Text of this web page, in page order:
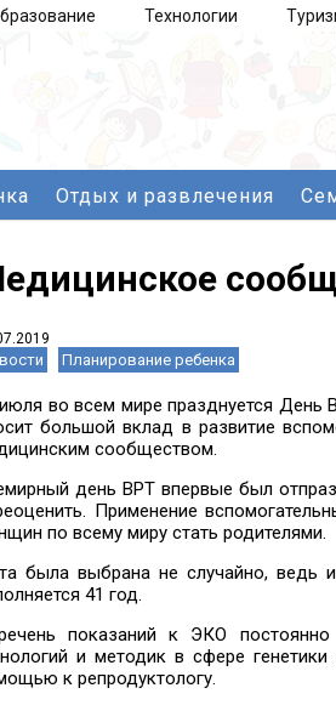
Технологии
Отдых и развлечения
Планирование ребенка
во всем мире празднуется День
большой вклад в развитие
сообществом.
день ВРТ впервые был
Применение
по всему миру стать родителями.
была выбрана не случайно, ведь
41 год.
показаний к ЭКО
и методик в сфере
к репродуктологу.